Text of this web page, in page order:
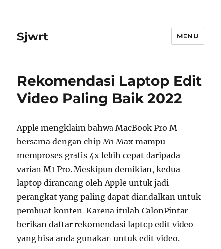
Sjwrt MENU
Rekomendasi Laptop Edit
Video Paling Baik 2022
Apple mengklaim bahwa MacBook Pro M
bersama dengan chip M1 Max mampu
memproses grafis 4x lebih cepat daripada
varian M1 Pro. Meskipun demikian, kedua
laptop dirancang oleh Apple untuk jadi
perangkat yang paling dapat diandalkan untuk
pembuat konten. Karena itulah CalonPintar
berikan daftar rekomendasi laptop edit video
yang bisa anda gunakan untuk edit video.